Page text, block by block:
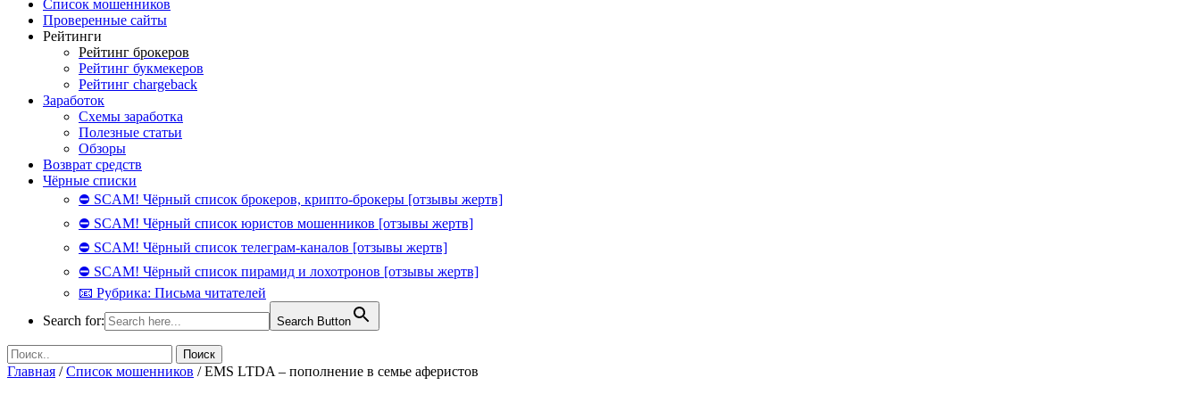
Список мошенников
Проверенные сайты
Рейтинги
Рейтинг брокеров
Рейтинг букмекеров
Рейтинг chargeback
Заработок
Схемы заработка
Полезные статьи
Обзоры
Возврат средств
Чёрные списки
⛔ SCAM! Чёрный список брокеров, крипто-брокеры [отзывы жертв]
⛔ SCAM! Чёрный список юристов мошенников [отзывы жертв]
⛔ SCAM! Чёрный список телеграм-каналов [отзывы жертв]
⛔ SCAM! Чёрный список пирамид и лохотронов [отзывы жертв]
📧 Рубрика: Письма читателей
Search for:
Search Button
Главная /Список мошенников /EMS LTDA – пополнение в семье аферистов